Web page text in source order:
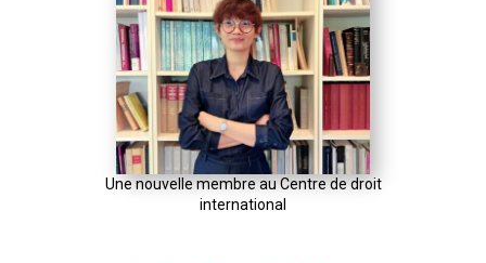
Une nouvelle membre au Centre de droit
international